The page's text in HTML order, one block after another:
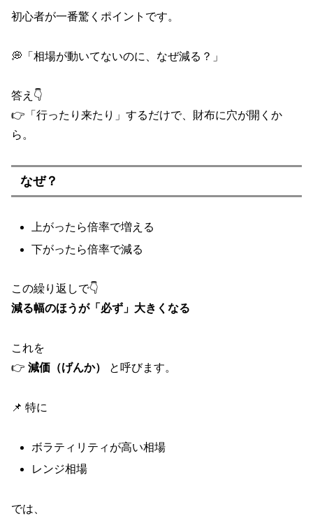
初心者が一番驚くポイントです。
💭「相場が動いてないのに、なぜ減る？」
答え👇
👉「行ったり来たり」するだけで、財布に穴が開くか
ら。
なぜ？
上がったら倍率で増える
下がったら倍率で減る
この繰り返しで👇
減る幅のほうが「必ず」大きくなる
これを
👉 減価（げんか） と呼びます。
📌 特に
ボラティリティが高い相場
レンジ相場
では、